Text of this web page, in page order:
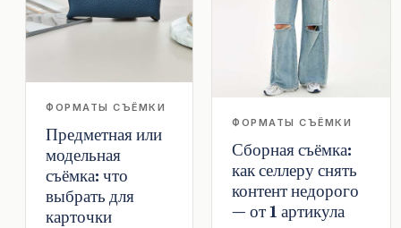
ФОРМАТЫ СЪЁМКИ
Предметная или
модельная
съёмка: что
выбрать для
карточки
ФОРМАТЫ СЪЁМКИ
Сборная съёмка:
как селлеру снять
контент недорого
— от 1 артикула